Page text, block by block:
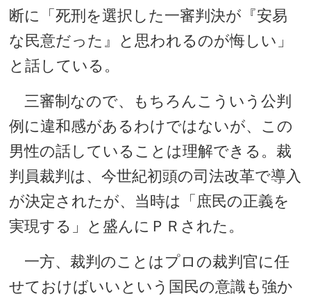
断に「死刑を選択した一審判決が『安易
な民意だった』と思われるのが悔しい」
と話している。
三審制なので、もちろんこういう公判
例に違和感があるわけではないが、この
男性の話していることは理解できる。裁
判員裁判は、今世紀初頭の司法改革で導入
が決定されたが、当時は「庶民の正義を
実現する」と盛んにＰＲされた。
一方、裁判のことはプロの裁判官に任
せておけばいいという国民の意識も強か